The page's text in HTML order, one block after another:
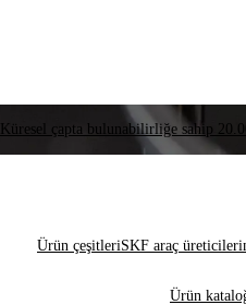
Küresel çapta bulunabilirliğe sahip
Ürün çeşitleriSKF araç
Ürün